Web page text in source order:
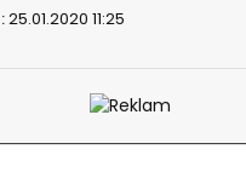
25.01.2020 11:25